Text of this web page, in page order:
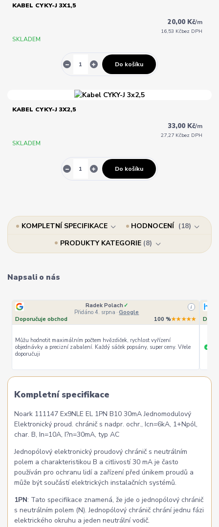
KABEL CYKY-J 3X1,5
20,00 Kč/m
16,53 Kčbez DPH
SKLADEM
Do košíku
KABEL CYKY-J 3X2,5
33,00 Kč/m
27,27 Kčbez DPH
SKLADEM
Do košíku
KOMPLETNÍ SPECIFIKACE HODNOCENÍ
18
PRODUKTY KATEGORIE 8
Napsali o nás
Radek Polach ✓
Přidáno 4. srpna · Google
i
Doporučuje obchod 100 %★★★★★
Můžu hodnotit maximálním počtem hvězdiček, rychlost vyřízení
objednávky a precizní zabalení. Každý sáček popsány, super ceny. Vřele
doporučuji
+
Kompletní specifikace
Noark 111147 Ex9NLE EL 1PN B10 30mA Jednomodulový
Elektronický proud. chránič s nadpr. ochr., Icn=6kA, 1+Npól,
char. B, In=10A, I?n=30mA, typ AC
Jednopólový elektronický proudový chránič s neutrálním
polem a charakteristikou B a citlivostí 30 mA je často
používán pro ochranu lidí a zařízení před únikem proudů a
může být součástí elektrických instalačních systémů.
1PN: Tato specifikace znamená, že jde o jednopólový chránič
s neutrálním polem (N). Jednopólový chránič chrání jednu fázi
elektrického okruhu a jeden neutrální vodič.